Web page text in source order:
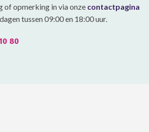
of opmerking in via onze contactpagina
tussen 09:00 en 18:00 uur.
80